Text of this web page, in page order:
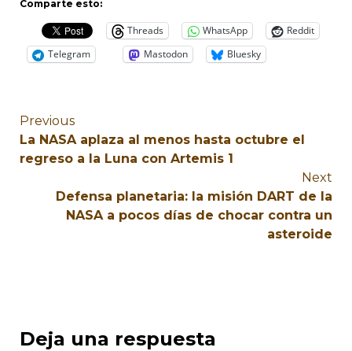
Comparte esto:
Threads WhatsApp
Reddit
Telegram
Mastodon Bluesky
Previous
La NASA aplaza al menos hasta octubre el
regreso a la Luna con Artemis 1
Next
Defensa planetaria: la misión DART de la
NASA a pocos días de chocar contra un
asteroide
Deja una respuesta